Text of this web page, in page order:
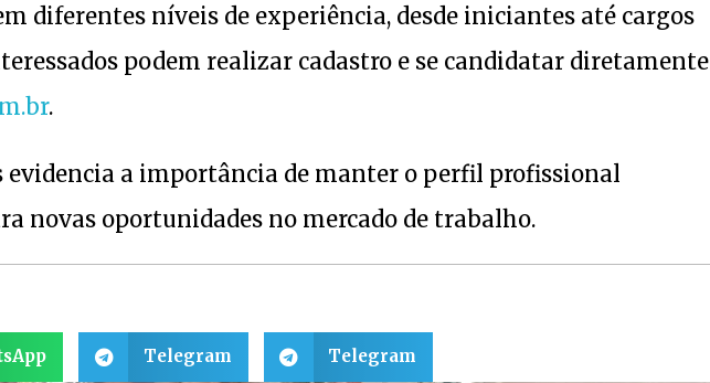
diferentes níveis de experiência, desde iniciantes até cargos
podem realizar cadastro e se candidatar diretamente
.
evidencia a importância de manter o perfil profissional
novas oportunidades no mercado de trabalho.
Telegram Telegram